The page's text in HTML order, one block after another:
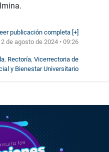
publicación completa [+]
2 de agosto de 2024 • 09:26
, Rectoría,Vicerrectoria de
y Bienestar Universitario